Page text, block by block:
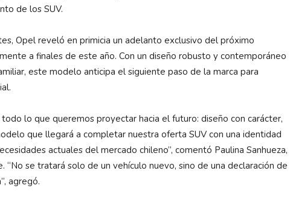
de los SUV.
Opel reveló en primicia un adelanto exclusivo del próximo
a finales de este año. Con un diseño robusto y contemporáneo
este modelo anticipa el siguiente paso de la marca para
lo que queremos proyectar hacia el futuro: diseño con carácter,
que llegará a completar nuestra oferta SUV con una identidad
actuales del mercado chileno”, comentó Paulina Sanhueza,
“No se tratará solo de un vehículo nuevo, sino de una declaración de
agregó.